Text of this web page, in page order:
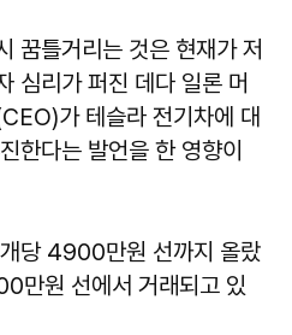
꿈틀거리는 것은 현재가 저
심리가 퍼진 데다 일론 머
가 테슬라 전기차에 대
한다는 발언을 한 영향이
당 4900만원 선까지 올랐
원 선에서 거래되고 있